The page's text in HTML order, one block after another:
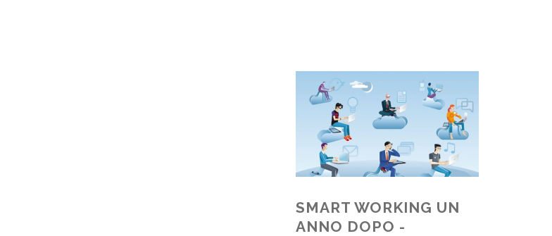
SMART WORKING UN
ANNO DOPO -